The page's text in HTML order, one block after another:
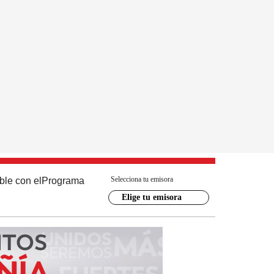
con el Programa Selecciona tu emisora
Elige tu emisora